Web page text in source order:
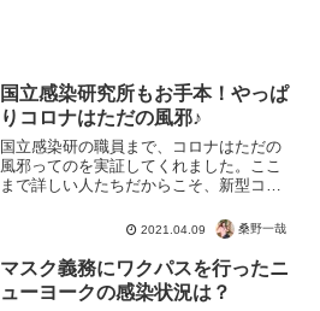
国立感染研究所もお手本！やっぱ
りコロナはただの風邪♪
国立感染研の職員まで、コロナはただの
風邪ってのを実証してくれました。ここ
まで詳しい人たちだからこそ、新型コロ
ね♪まぁ情報を持っている人たちだから、
ワイドショーや国や自治体の要請も茶番
でウソだってわかってる...
2021.04.09 桑野一哉
マスク義務にワクパスを行ったニ
ューヨークの感染状況は？